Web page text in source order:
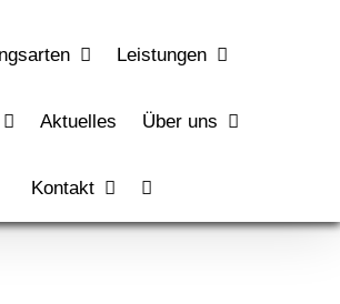
Leistungen
Aktuelles Über uns
Kontakt